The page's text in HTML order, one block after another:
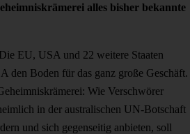
alles bisher bekannte
EU, USA und 22 weitere Staaten
den Boden für das ganz große Geschäft.
Wie Verschwörer
in der australischen UN-Botschaft
und sich gegenseitig anbieten, soll